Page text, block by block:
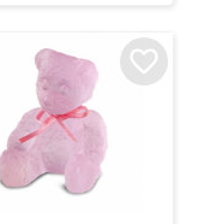
favorite_border